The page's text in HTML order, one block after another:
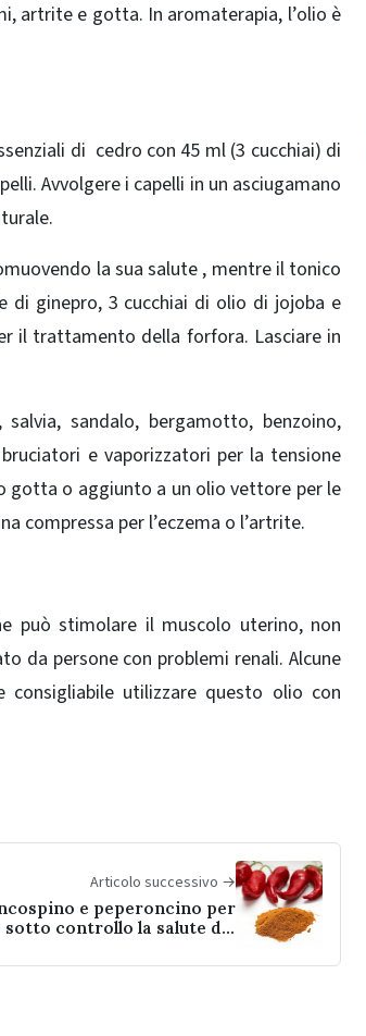
artrite e gotta. In aromaterapia, l’olio è
di cedro con 45 ml (3 cucchiai) di
Avvolgere i capelli in un asciugamano
la sua salute , mentre il tonico
di ginepro,3 cucchiai di olio di jojoba e
il trattamento della forfora. Lasciare in
sandalo, bergamotto, benzoino,
e vaporizzatori per la tensione
gotta o aggiunto a un olio vettore per le
compressa per l’eczema o l’artrite.
può stimolare il muscolo uterino, non
da persone con problemi renali. Alcune
consigliabile utilizzare questo olio con
Articolo successivo →
e peperoncino per
sotto controllo la salute del